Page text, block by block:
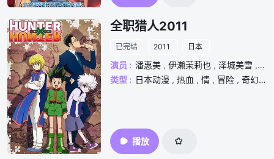
全职猎人2011
已完结 2011 日本
演员 : 潘惠美 , 伊濑茉莉也 , 泽城美雪 , 藤
类型 : 日本动漫 , 热血 , 情 , 冒险 , 奇幻 ,
播放